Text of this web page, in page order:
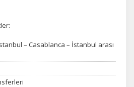
– Casablanca – İstanbul arası